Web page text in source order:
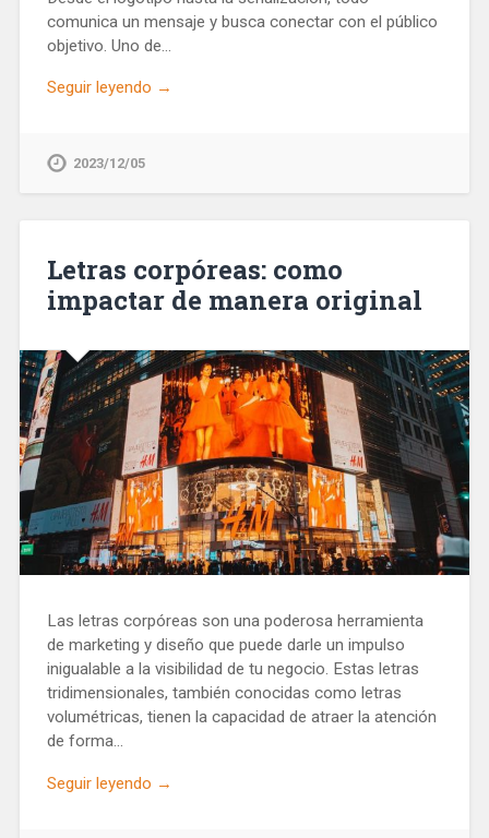
comunica un mensaje y busca conectar con el público
objetivo. Uno de…
Seguir leyendo →
2023/12/05
Letras corpóreas: como
impactar de manera original
Las letras corpóreas son una poderosa herramienta
de marketing y diseño que puede darle un impulso
inigualable a la visibilidad de tu negocio. Estas letras
tridimensionales, también conocidas como letras
volumétricas, tienen la capacidad de atraer la atención
de forma…
Seguir leyendo →